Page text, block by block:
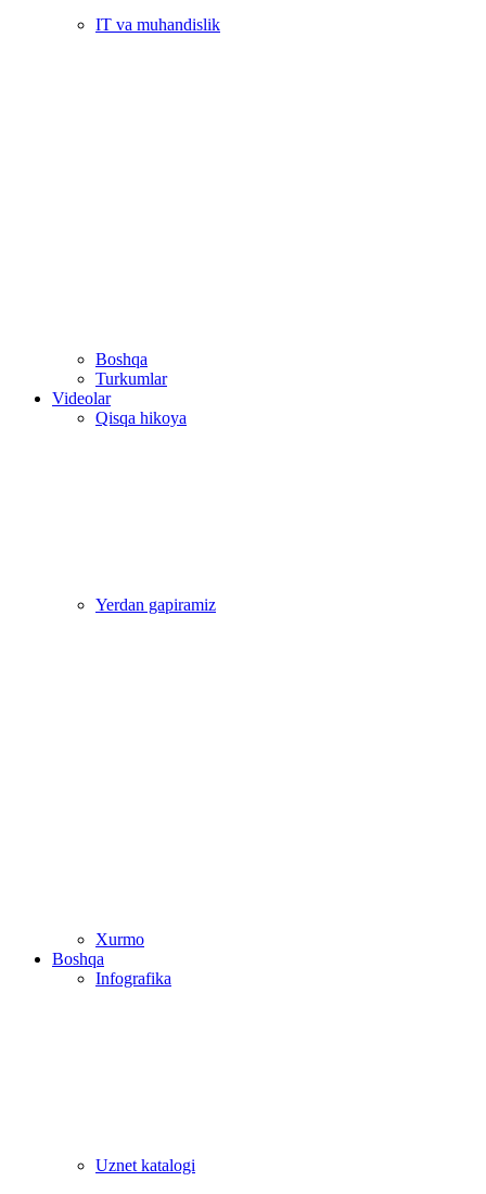
IT va muhandislik
Boshqa
Turkumlar
Videolar
Qisqa hikoya
Yerdan gapiramiz
Xurmo
Boshqa
Infografika
Uznet katalogi